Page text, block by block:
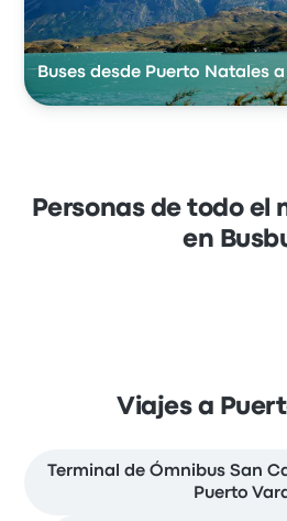
Buses desde Puerto Natales
Personas de todo el
en
Viajes a
Terminal de Ómnibus San
Puerto